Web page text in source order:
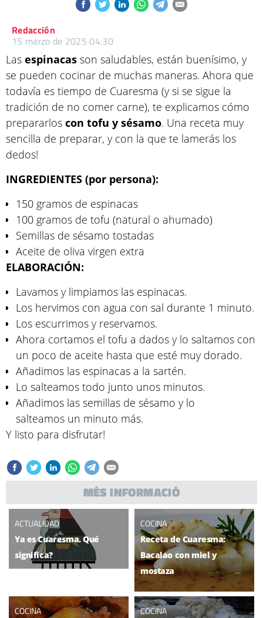
Redacción
15 marzo de 2025 04:30
Las espinacas son saludables, están buenísimo, y
se pueden cocinar de muchas maneras. Ahora que
todavía es tiempo de Cuaresma (y si se sigue la
tradición de no comer carne), te explicamos cómo
prepararlos con tofu y sésamo. Una receta muy
sencilla de preparar, y con la que te lamerás los
dedos!
INGREDIENTES (por persona):
150 gramos de espinacas
100 gramos de tofu (natural o ahumado)
Semillas de sésamo tostadas
Aceite de oliva virgen extra
ELABORACIÓN:
Lavamos y limpiamos las espinacas.
Los hervimos con agua con sal durante 1 minuto.
Los escurrimos y reservamos.
Ahora cortamos el tofu a dados y lo saltamos con
un poco de aceite hasta que esté muy dorado.
Añadimos las espinacas a la sartén.
Lo salteamos todo junto unos minutos.
Añadimos las semillas de sésamo y lo
salteamos un minuto más.
Y listo para disfrutar!
MÉS INFORMACIÓ
ACTUALIDAD
Ya es Cuaresma. Qué
significa?
COCINA
Receta de Cuaresma:
Bacalao con miel y
mostaza
COCINA COCINA